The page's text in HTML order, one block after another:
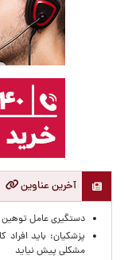
آخرین عناوین
دستگیری عامل توهین
پزشکیان: باید
مشکلی پیش نیاید